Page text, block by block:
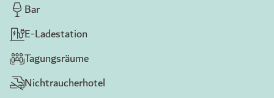
Bar
E-Ladestation
Tagungsräume
Nichtraucherhotel